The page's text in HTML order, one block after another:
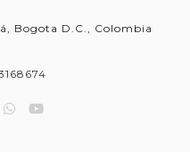
Bogota D.C., Colombia